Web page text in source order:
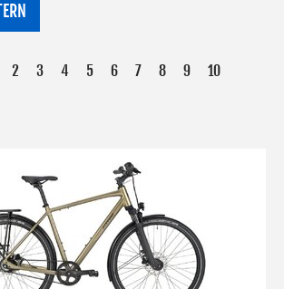
2 3 4 5 6 7 8 9
10